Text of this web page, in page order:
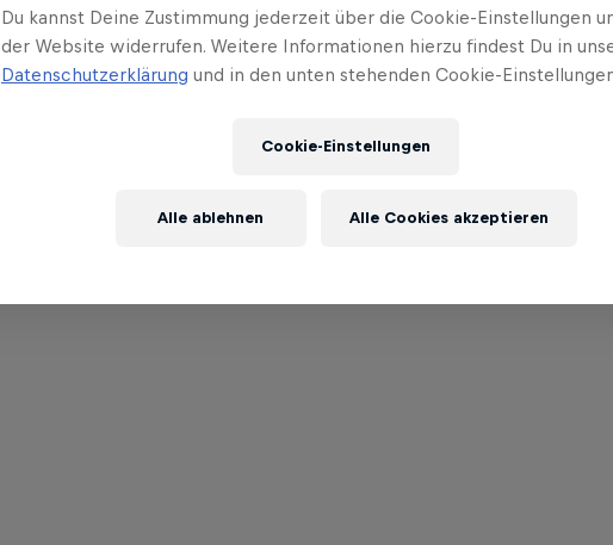
Du kannst Deine Zustimmung jederzeit über die Cookie-Einstellungen
der Website widerrufen. Weitere Informationen hierzu findest Du in
Datenschutzerklärung und in den unten stehenden Cookie-
Cookie-Einstellungen
Alle ablehnen Alle Cookies akzeptieren